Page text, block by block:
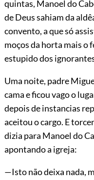
quintas, Manoel do
de Deus sahiam da
convento, a que só
moços da horta mais o
estupido dos
Uma noite, padre
cama e ficou vago o
depois de instancias
aceitou o cargo. E
dizia para Manoel do
apontando a igreja:
—Isto não deixa nada,